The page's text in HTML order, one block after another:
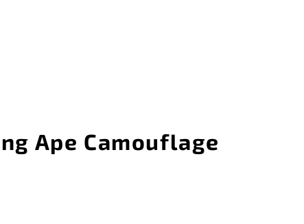
Ape Camouflage